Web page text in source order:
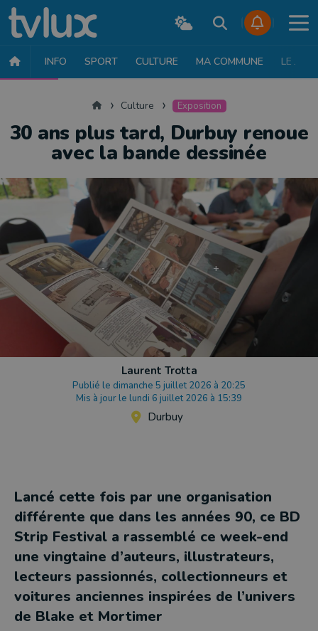
INFO SPORT CULTURE MA COMMUNE LE JT
AccueilCulture Exposition
30 ans plus tard, Durbuy renoue
avec la bande dessinée
Laurent Trotta
Publié le dimanche 5 juillet 2026 à 20:25
Mis à jour le lundi 6 juillet 2026 à 15:39
Durbuy
Lancé cette fois par une organisation
différente que dans les années 90, ce BD
Strip Festival a rassemblé ce week-end
une vingtaine d’auteurs, illustrateurs,
lecteurs passionnés, collectionneurs et
voitures anciennes inspirées de l’univers
de Blake et Mortimer